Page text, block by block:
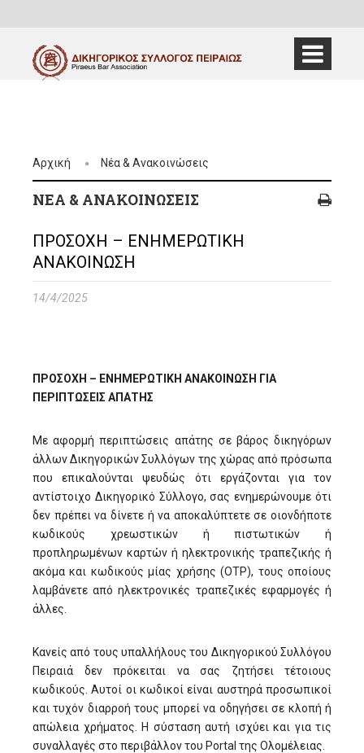
Αρχική Νέα & Ανακοινώσεις
ΝΈΑ & ΑΝΑΚΟΙΝΏΣΕΙΣ
ΠΡΟΣΟΧΗ – ΕΝΗΜΕΡΩΤΙΚΗ
ΑΝΑΚΟΙΝΩΣΗ
14/4/2025
ΠΡΟΣΟΧΗ – ΕΝΗΜΕΡΩΤΙΚΗ ΑΝΑΚΟΙΝΩΣΗ ΓΙΑ
ΠΕΡΙΠΤΩΣΕΙΣ ΑΠΑΤΗΣ
Με αφορμή περιπτώσεις απάτης σε βάρος δικηγόρων
άλλων Δικηγορικών Συλλόγων της χώρας από πρόσωπα
που επικαλούνται ψευδώς ότι εργάζονται για τον
αντίστοιχο Δικηγορικό Σύλλογο, σας ενημερώνουμε ότι
δεν πρέπει να δίνετε ή να αποκαλύπτετε σε οιονδήποτε
κωδικούς χρεωστικών ή πιστωτικών ή
προπληρωμένων καρτών ή ηλεκτρονικής τραπεζικής ή
ακόμα και κωδικούς μίας χρήσης (ΟΤΡ), τους οποίους
λαμβάνετε από ηλεκτρονικές τραπεζικές εφαρμογές ή
άλλες.
Κανείς από τους υπαλλήλους του Δικηγορικού Συλλόγου
Πειραιά δεν πρόκειται να σας ζητήσει τέτοιους
κωδικούς. Αυτοί οι κωδικοί είναι αυστηρά προσωπικοί
και τυχόν διαρροή τους μπορεί να οδηγήσει σε κλοπή ή
απώλεια χρήματος. Η σύσταση αυτή ισχύει και για τις
συναλλαγές στο περιβάλλον του Portal της Ολομέλειας.